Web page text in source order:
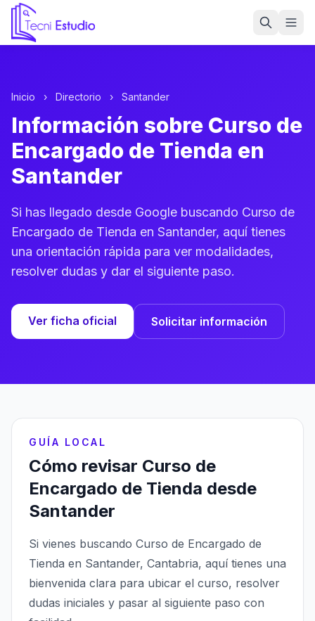
Ir a la página de inicio de Tecni Estudio
Inicio › Directorio › Santander
Información sobre Curso de
Encargado de Tienda en
Santander
Si has llegado desde Google buscando Curso de
Encargado de Tienda en Santander, aquí tienes
una orientación rápida para ver modalidades,
resolver dudas y dar el siguiente paso.
Ver ficha oficial Solicitar información
GUÍA LOCAL
Cómo revisar Curso de
Encargado de Tienda desde
Santander
Si vienes buscando Curso de Encargado de
Tienda en Santander, Cantabria, aquí tienes una
bienvenida clara para ubicar el curso, resolver
dudas iniciales y pasar al siguiente paso con